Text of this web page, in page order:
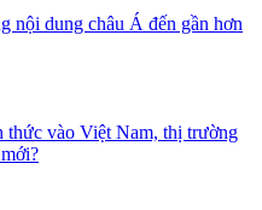
nội dung châu Á đến gần hơn
thức vào Việt Nam, thị trường